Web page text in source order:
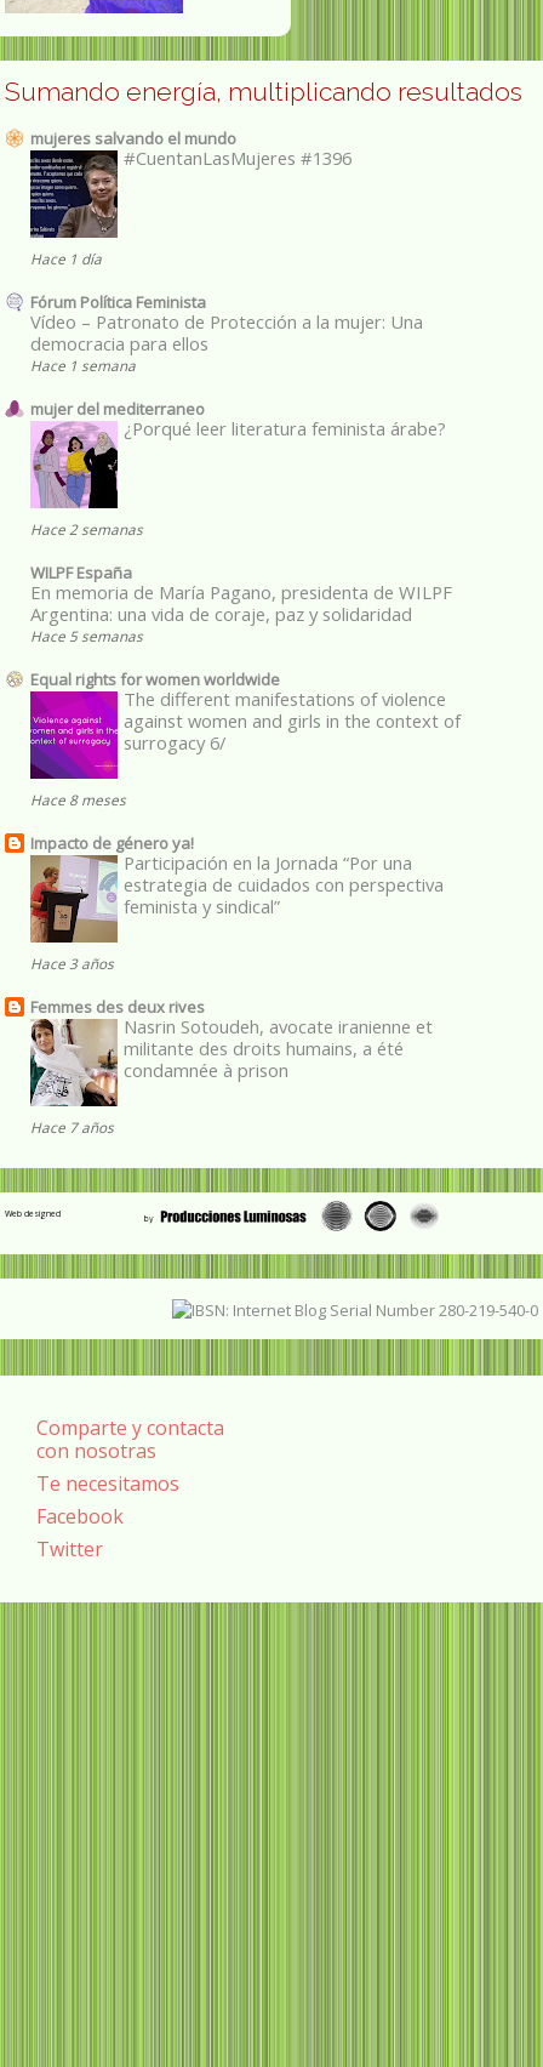
Sumando energía, multiplicando resultados
mujeres salvando el mundo
#CuentanLasMujeres #1396
Hace 1 día
Fórum Política Feminista
Vídeo – Patronato de Protección a la mujer: Una
democracia para ellos
Hace 1 semana
mujer del mediterraneo
¿Porqué leer literatura feminista árabe?
Hace 2 semanas
WILPF España
En memoria de María Pagano, presidenta de WILPF
Argentina: una vida de coraje, paz y solidaridad
Hace 5 semanas
Equal rights for women worldwide
The different manifestations of violence
against women and girls in the context of
surrogacy 6/
Hace 8 meses
Impacto de género ya!
Participación en la Jornada “Por una
estrategia de cuidados con perspectiva
feminista y sindical”
Hace 3 años
Femmes des deux rives
Nasrin Sotoudeh, avocate iranienne et
militante des droits humains, a été
condamnée à prison
Hace 7 años
Web designed
Comparte y contacta
con nosotras
Te necesitamos
Facebook
Twitter